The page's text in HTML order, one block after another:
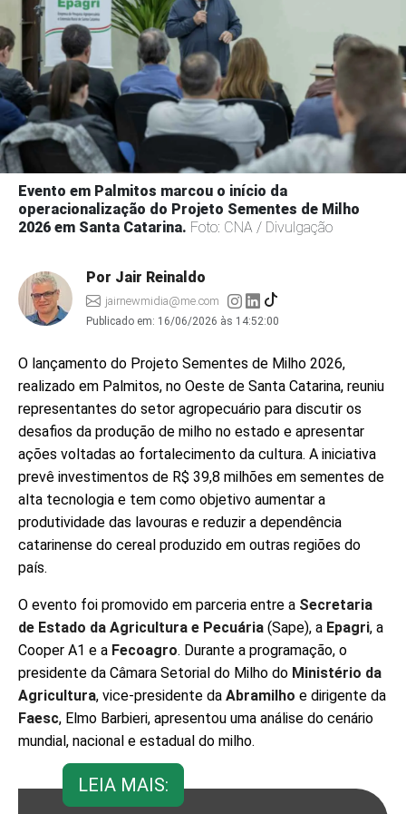
Evento em Palmitos marcou o início da
operacionalização do Projeto Sementes de Milho
2026 em Santa Catarina. Foto: CNA / Divulgação
Por Jair Reinaldo
jairnewmidia@me.com
Publicado em: 16/06/2026 às 14:52:00
O lançamento do Projeto Sementes de Milho 2026,
realizado em Palmitos, no Oeste de Santa Catarina, reuniu
representantes do setor agropecuário para discutir os
desafios da produção de milho no estado e apresentar
ações voltadas ao fortalecimento da cultura. A iniciativa
prevê investimentos de R$ 39,8 milhões em sementes de
alta tecnologia e tem como objetivo aumentar a
produtividade das lavouras e reduzir a dependência
catarinense do cereal produzido em outras regiões do
país.
O evento foi promovido em parceria entre a Secretaria
de Estado da Agricultura e Pecuária (Sape), a Epagri, a
Cooper A1 e a Fecoagro. Durante a programação, o
presidente da Câmara Setorial do Milho do Ministério da
Agricultura, vice-presidente da Abramilho e dirigente da
Faesc, Elmo Barbieri, apresentou uma análise do cenário
mundial, nacional e estadual do milho.
LEIA MAIS: